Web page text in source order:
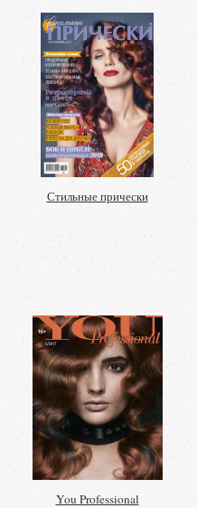
Стильные прически
You Professional